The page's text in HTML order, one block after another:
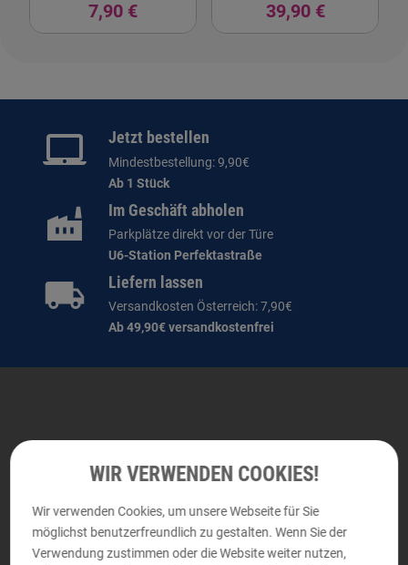
7,90 € 39,90 €
Jetzt bestellen
Mindestbestellung: 9,90€
Ab 1 Stück
Im Geschäft abholen
Parkplätze direkt vor der Türe
U6-Station Perfektastraße
Liefern lassen
Versandkosten Österreich: 7,90€
Ab 49,90€ versandkostenfrei
Abholung und persönliche Beratung
DRUCKRAUM
Perfektastraße 58, 1230 Wien
WIR VERWENDEN COOKIES!
Wir verwenden Cookies, um unsere Webseite für Sie
möglichst benutzerfreundlich zu gestalten. Wenn Sie der
Verwendung zustimmen oder die Website weiter nutzen,